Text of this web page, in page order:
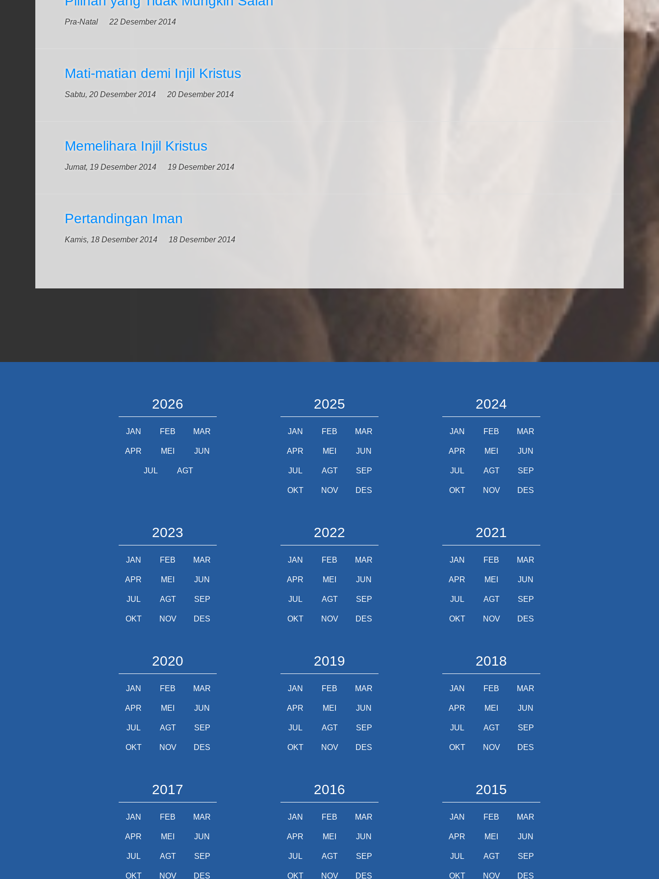
Pra-Natal 22 Desember 2014
Mati-matian demi Injil Kristus
Sabtu, 20 Desember 2014 20 Desember 2014
Memelihara Injil Kristus
Jumat, 19 Desember 2014 19 Desember 2014
Pertandingan Iman
Kamis, 18 Desember 2014 18 Desember 2014
2026
JAN FEB MAR
APR MEI JUN
JUL AGT
2025
JAN FEB MAR
APR MEI JUN
JUL AGT SEP
OKT NOV DES
2024
JAN FEB MAR
APR MEI JUN
JUL AGT SEP
OKT NOV DES
2023
JAN FEB MAR
APR MEI JUN
JUL AGT SEP
OKT NOV DES
2022
JAN FEB MAR
APR MEI JUN
JUL AGT SEP
OKT NOV DES
2021
JAN FEB MAR
APR MEI JUN
JUL AGT SEP
OKT NOV DES
2020
JAN FEB MAR
APR MEI JUN
JUL AGT SEP
OKT NOV DES
2019
JAN FEB MAR
APR MEI JUN
JUL AGT SEP
OKT NOV DES
2018
JAN FEB MAR
APR MEI JUN
JUL AGT SEP
OKT NOV DES
2017
JAN FEB MAR
APR MEI JUN
JUL AGT SEP
OKT NOV DES
2016
JAN FEB MAR
APR MEI JUN
JUL AGT SEP
OKT NOV DES
2015
JAN FEB MAR
APR MEI JUN
JUL AGT SEP
OKT NOV DES